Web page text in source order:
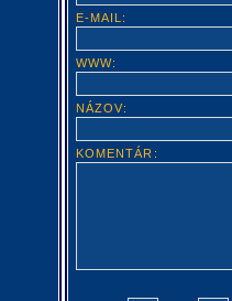
E-MAIL:
WWW:
NÁZOV:
KOMENTÁR: